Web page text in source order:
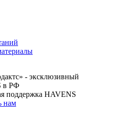
- эксклюзивный
в РФ
поддержка HAVENS
нам